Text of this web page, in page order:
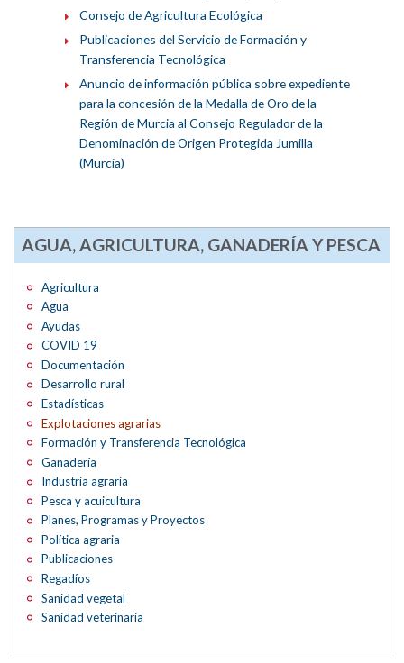
Consejo de Agricultura Ecológica
Publicaciones del Servicio de Formación y
Transferencia Tecnológica
Anuncio de información pública sobre expediente
para la concesión de la Medalla de Oro de la
Región de Murcia al Consejo Regulador de la
Denominación de Origen Protegida Jumilla
(Murcia)
AGUA, AGRICULTURA, GANADERÍA Y PESCA
Agricultura
Agua
Ayudas
COVID 19
Documentación
Desarrollo rural
Estadísticas
Explotaciones agrarias
Formación y Transferencia Tecnológica
Ganadería
Industria agraria
Pesca y acuicultura
Planes, Programas y Proyectos
Política agraria
Publicaciones
Regadíos
Sanidad vegetal
Sanidad veterinaria